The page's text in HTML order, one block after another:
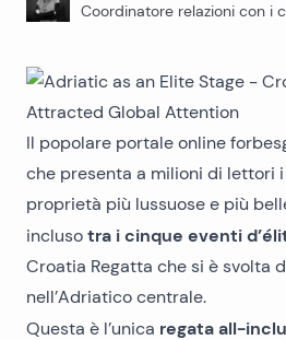
Coordinatore relazioni con i
Il popolare portale online
che presenta a milioni di lettori
proprietà più lussuose e più
incluso tra i cinque eventi
Croatia Regatta che si è svolta
nell’Adriatico centrale.
Questa è l’unica regata all-